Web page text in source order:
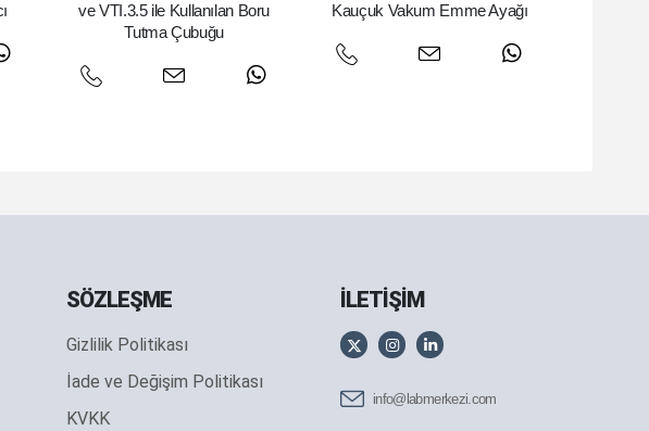
ve VTI.3.5 ile Kullanılan Boru
Tutma Çubuğu
Kauçuk Vakum Emme Ayağı
SÖZLEŞME
Gizlilik Politikası
İade ve Değişim Politikası
KVKK
İLETİŞİM
info@labmerkezi.com